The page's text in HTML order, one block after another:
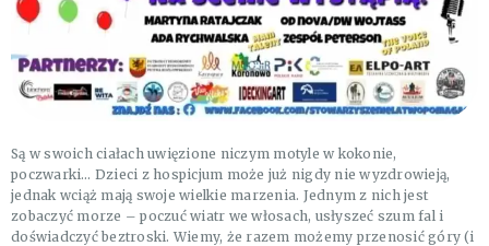
Są w swoich ciałach uwięzione niczym motyle w kokonie,
poczwarki… Dzieci z hospicjum może już nigdy nie wyzdrowieją,
jednak wciąż mają swoje wielkie marzenia. Jednym z nich jest
zobaczyć morze – poczuć wiatr we włosach, usłyszeć szum fal i
doświadczyć beztroski. Wiemy, że razem możemy przenosić góry (i